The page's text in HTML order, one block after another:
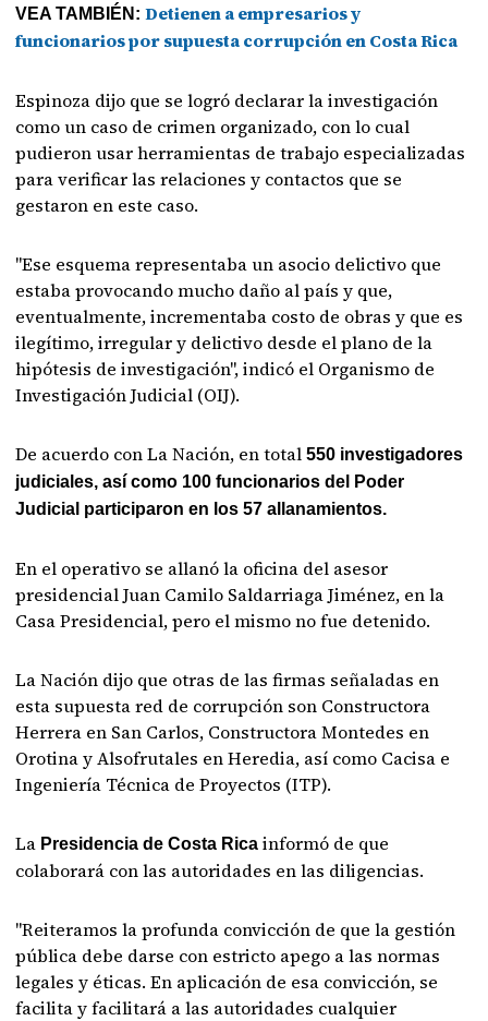
VEA TAMBIÉN:Detienen a empresarios y
funcionarios por supuesta corrupción en Costa Rica
Espinoza dijo que se logró declarar la investigación
como un caso de crimen organizado, con lo cual
pudieron usar herramientas de trabajo especializadas
para verificar las relaciones y contactos que se
gestaron en este caso.
"Ese esquema representaba un asocio delictivo que
estaba provocando mucho daño al país y que,
eventualmente, incrementaba costo de obras y que es
ilegítimo, irregular y delictivo desde el plano de la
hipótesis de investigación", indicó el Organismo de
Investigación Judicial (OIJ).
De acuerdo con La Nación, en total550 investigadores
judiciales, así como 100 funcionarios del Poder
Judicial participaron en los 57 allanamientos.
En el operativo se allanó la oficina del asesor
presidencial Juan Camilo Saldarriaga Jiménez, en la
Casa Presidencial, pero el mismo no fue detenido.
La Nación dijo que otras de las firmas señaladas en
esta supuesta red de corrupción son Constructora
Herrera en San Carlos, Constructora Montedes en
Orotina y Alsofrutales en Heredia, así como Cacisa e
Ingeniería Técnica de Proyectos (ITP).
La Presidencia de Costa Rica informó de que
colaborará con las autoridades en las diligencias.
"Reiteramos la profunda convicción de que la gestión
pública debe darse con estricto apego a las normas
legales y éticas. En aplicación de esa convicción, se
facilita y facilitará a las autoridades cualquier